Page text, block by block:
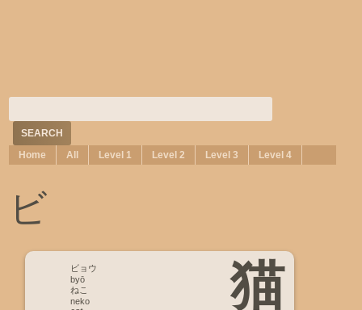
Home All Level 1 Level 2 Level 3 Level 4
ビ
猫
ビョウ
byō
ねこ
neko